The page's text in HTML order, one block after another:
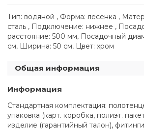
Тип: водяной , Форма: лесенка ,
сталь , Подключение: нижнее ,
расстояние: 500 мм, Посадочный
см, Ширина: 50 см, Цвет: хром
Общая информация
Информация
Стандартная комплектация:
упаковка (карт. коробка, полиэт.
изделие (гарантийный талон),